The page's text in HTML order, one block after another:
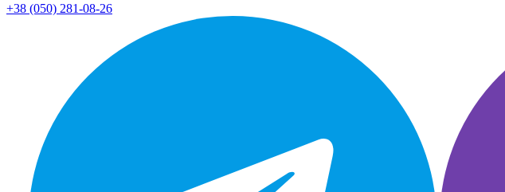
+38 (050) 281-08-26